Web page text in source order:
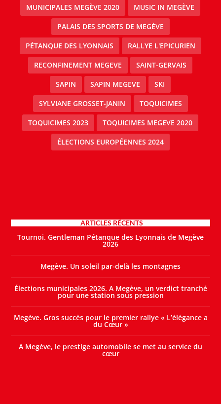
MUNICIPALES MEGÈVE 2020 MUSIC IN MEGÈVE
PALAIS DES SPORTS DE MEGÈVE
PÉTANQUE DES LYONNAIS RALLYE L'EPICURIEN
RECONFINEMENT MEGEVE SAINT-GERVAIS
SAPIN SAPIN MEGEVE SKI
SYLVIANE GROSSET-JANIN TOQUICIMES
TOQUICIMES 2023 TOQUICIMES MEGEVE 2020
ÉLECTIONS EUROPÉENNES 2024
ARTICLES RÉCENTS
Tournoi. Gentleman Pétanque des Lyonnais de Megève
2026
Megève. Un soleil par-delà les montagnes
Élections municipales 2026. A Megève, un verdict tranché
pour une station sous pression
Megève. Gros succès pour le premier rallye « L’élégance a
du Cœur »
A Megève, le prestige automobile se met au service du
cœur